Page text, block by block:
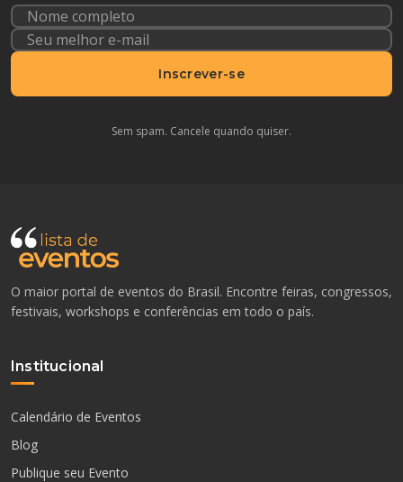
Inscrever-se
Sem spam. Cancele quando quiser.
O maior portal de eventos do Brasil. Encontre feiras, congressos,
festivais, workshops e conferências em todo o país.
Institucional
Calendário de Eventos
Blog
Publique seu Evento